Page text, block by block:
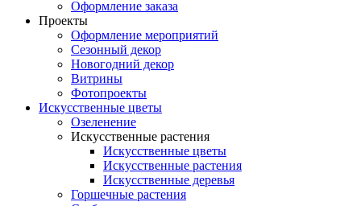
Оформление заказа
Проекты
Оформление мероприятий
Сезонный декор
Новогодний декор
Витрины
Фотопроекты
Искусственные цветы
Озеленение
Искусственные растения
Искусственные цветы
Искусственные растения
Искусственные деревья
Горшечные растения